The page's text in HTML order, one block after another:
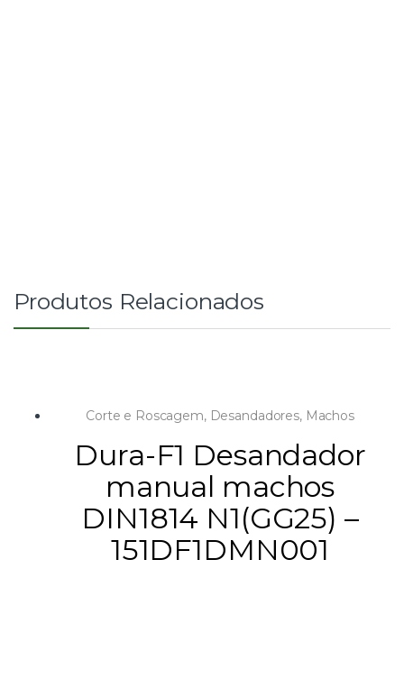
Produtos Relacionados
Corte e Roscagem, Desandadores, Machos
Dura-F1 Desandador
manual machos
DIN1814 N1(GG25) –
151DF1DMN001